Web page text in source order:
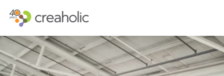
RELEVANCE
CHANGE FUTURE